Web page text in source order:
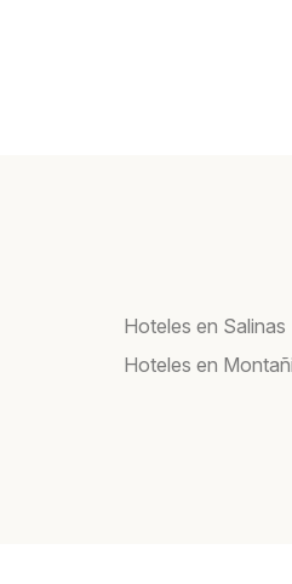
Hoteles en Salinas
Hoteles en